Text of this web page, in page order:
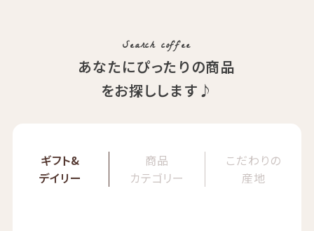
Search coffee
あなたにぴったりの商品
をお探しします♪
ギフト&
デイリー
商品
カテゴリー
こだわりの
産地